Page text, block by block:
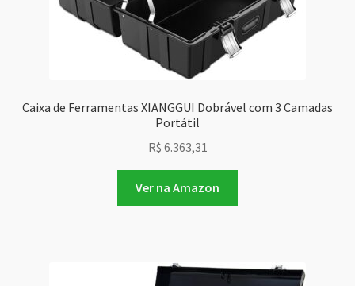
Caixa de Ferramentas XIANGGUI Dobrável com 3 Camadas
Portátil
R$ 6.363,31
Ver na Amazon